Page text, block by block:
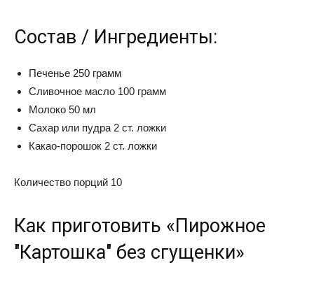
Состав / Ингредиенты:
Печенье 250 грамм
Сливочное масло 100 грамм
Молоко 50 мл
Сахар или пудра 2 ст. ложки
Какао-порошок 2 ст. ложки
Количество порций 10
Как приготовить «Пирожное
"Картошка" без сгущенки»